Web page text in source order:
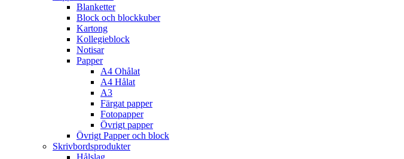
Blanketter
Block och blockkuber
Kartong
Kollegieblock
Notisar
Papper
A4 Ohålat
A4 Hålat
A3
Färgat papper
Fotopapper
Övrigt papper
Övrigt Papper och block
Skrivbordsprodukter
Hålslag